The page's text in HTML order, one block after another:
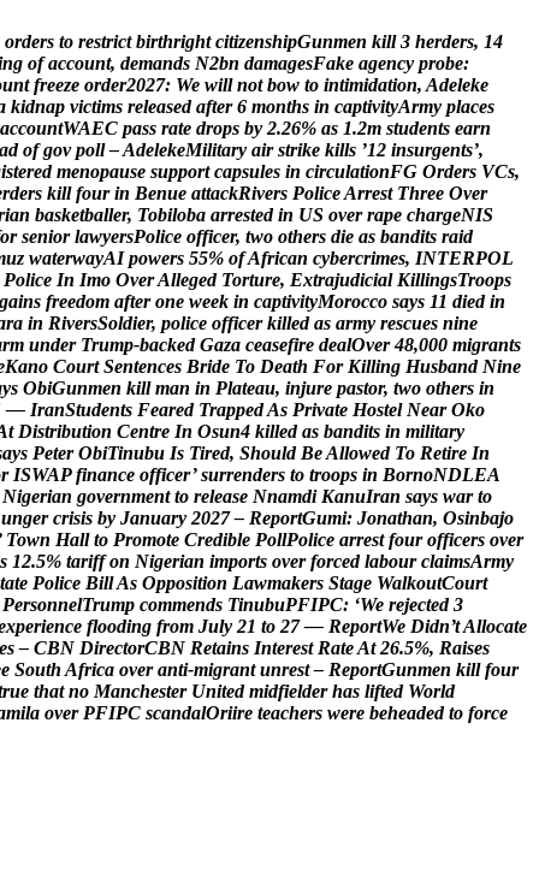
orders to restrict birthright citizenshipGunmen kill 3 herders, 14
ng of account, demands N2bn damagesFake agency probe:
unt freeze order2027: We will not bow to intimidation, Adeleke
kidnap victims released after 6 months in captivityArmy places
accountWAEC pass rate drops by 2.26% as 1.2m students earn
ad of gov poll –AdelekeMilitary air strike kills ’12 insurgents’,
istered menopause support capsules in circulationFG Orders VCs,
rders kill four in Benue attackRivers PoliceArrest Three Over
ian basketballer, Tobiloba arrested in US over rape chargeNIS
or senior lawyersPolice officer, two others die as bandits raid
uz waterwayAI powers 55% ofAfrican cybercrimes, INTERPOL
Police In Imo OverAlleged Torture, Extrajudicial KillingsTroops
gains freedom after one week in captivityMorocco says 11 died in
ra in RiversSoldier, police officer killed as army rescues nine
rm under Trump-backed Gaza ceasefire dealOver 48,000 migrants
Kano Court Sentences Bride To Death For Killing Husband Nine
ys ObiGunmen kill man in Plateau, injure pastor, two others in
— IranStudents Feared TrappedAs Private Hostel Near Oko
t Distribution Centre In Osun4 killed as bandits in military
ays Peter ObiTinubu Is Tired, Should BeAllowed To Retire In
r ISWAP finance officer’ surrenders to troops in BornoNDLEA
Nigerian government to release Nnamdi KanuIran says war to
unger crisis by January 2027 – ReportGumi: Jonathan, Osinbajo
Town Hall to Promote Credible PollPolice arrest four officers over
s 12.5% tariff on Nigerian imports over forced labour claimsArmy
tate Police BillAs Opposition Lawmakers Stage WalkoutCourt
PersonnelTrump commends TinubuPFIPC: ‘We rejected 3
xperience flooding from July 21 to 27 — ReportWe Didn’tAllocate
es – CBN DirectorCBN Retains Interest RateAt 26.5%, Raises
e South Africa over anti-migrant unrest – ReportGunmen kill four
rue that no Manchester United midfielder has lifted World
mila over PFIPC scandalOriire teachers were beheaded to force